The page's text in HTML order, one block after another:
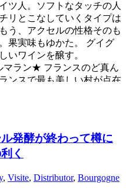
ツ人。ソフトなタッチの人
リとこなしていくタイプは
う、アクセルの性格そのも
果実味もゆかた。 グイグ
しいワインを醸す。
マラン★ フランスのど真ん
ンスで最も美しい村が点在
。 フランスで最も寒い地
するニコラ。寒い地方だけ
タイルのワインを醸すニコ
が大評価するほどのワイ
色んな意味で深く尊敬し
Mouressipe ムーレシ
ールで一緒に働きながらエ
発酵が終わって樽に
く
, Visite, Distributor, Bourgogne